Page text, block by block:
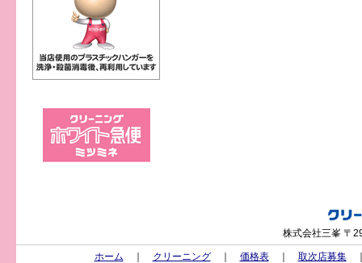
株式会社三峯 〒
ホーム クリーニング｜ 価格表｜ 取次店募集